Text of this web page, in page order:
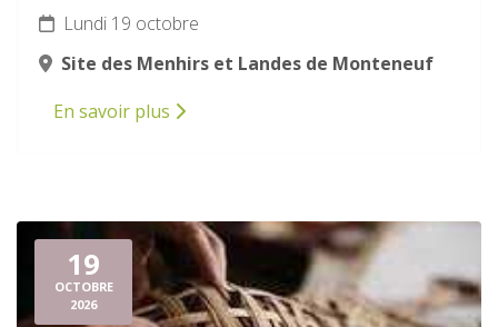
Lundi 19 octobre
Site des Menhirs et Landes de Monteneuf
En savoir plus
19
OCTOBRE
2026